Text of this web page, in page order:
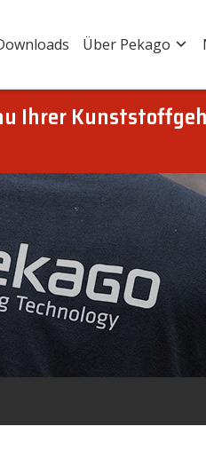
Über Pekago
Ihrer